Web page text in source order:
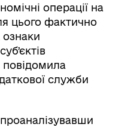
операції на
цього фактично
ознаки
служби